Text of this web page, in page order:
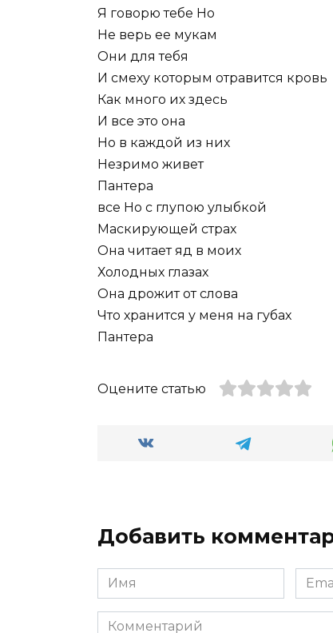
Я говорю тебе Но
Не верь ее мукам
Они для тебя
И смеху которым отравится кровь
Как много их здесь
И все это она
Но в каждой из них
Незримо живет
Пантера
все Но с глупою улыбкой
Маскирующей страх
Она читает яд в моих
Холодных глазах
Она дрожит от слова
Что хранится у меня на губах
Пантера
Оцените статью
Добавить
Имя
*
Email
*
Комментарий